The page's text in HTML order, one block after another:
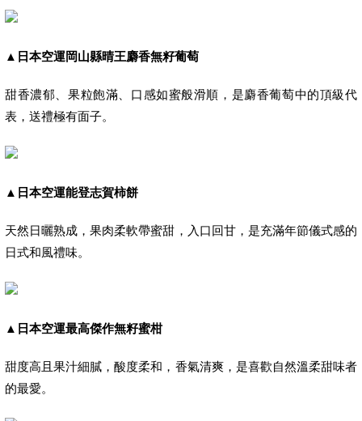
▲ 日本空運岡山縣晴王麝香無籽葡萄
甜香濃郁、果粒飽滿、口感如蜜般滑順，是麝香葡萄中的頂級代
表，送禮極有面子。
▲ 日本空運能登志賀柿餅
天然日曬熟成，果肉柔軟帶蜜甜，入口回甘，是充滿年節儀式感的
日式和風禮味。
▲ 日本空運最高傑作無籽蜜柑
甜度高且果汁細膩，酸度柔和，香氣清爽，是喜歡自然溫柔甜味者
的最愛。